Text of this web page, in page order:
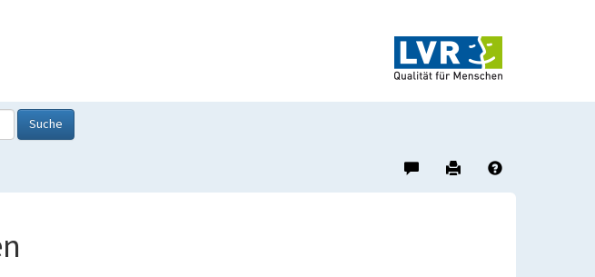
Suche
HinweisDruckenHilfe